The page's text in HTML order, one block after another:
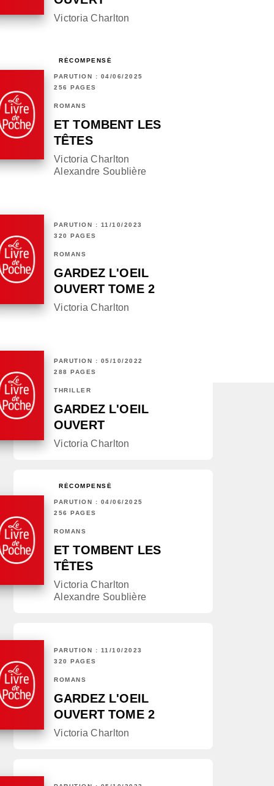
Victoria Charlton
RÉCOMPENSÉ
PARUTION : 04/06/2025
256 PAGES
ROMANS
ET TOMBENT LES
TÊTES
Victoria Charlton
Alexandre Soublière
PARUTION : 11/10/2023
320 PAGES
ROMANS
GARDEZ L'OEIL
OUVERT TOME 2
Victoria Charlton
PARUTION : 05/10/2022
288 PAGES
THRILLER
GARDEZ L'OEIL
OUVERT
Victoria Charlton
RÉCOMPENSÉ
PARUTION : 04/06/2025
256 PAGES
ROMANS
ET TOMBENT LES
TÊTES
Victoria Charlton
Alexandre Soublière
PARUTION : 11/10/2023
320 PAGES
ROMANS
GARDEZ L'OEIL
OUVERT TOME 2
Victoria Charlton